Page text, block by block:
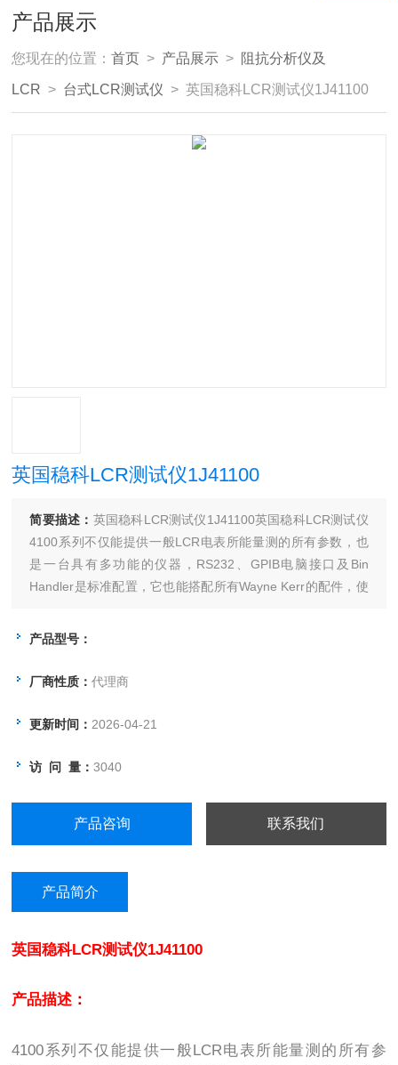
产品展示
您现在的位置：首页 > 产品展示 > 阻抗分析仪及
LCR > 台式LCR测试仪 > 英国稳科LCR测试仪1J41100
英国稳科LCR测试仪1J41100
简要描述： 英国稳科LCR测试仪1J41100英国稳科LCR测试仪
4100系列不仅能提供一般LCR电表所能量测的所有参数，也
是一台具有多功能的仪器，RS232、GPIB电脑接口及Bin
Handler是标准配置，它也能搭配所有Wayne Kerr的配件，使
产品型号：
厂商性质：代理商
更新时间： 2026-04-21
访 问 量：3040
产品咨询 联系我们
产品简介
英国稳科LCR测试仪1J41100
产品描述 ：
4100系列不仅能提供一般LCR电表所能量测的所有参